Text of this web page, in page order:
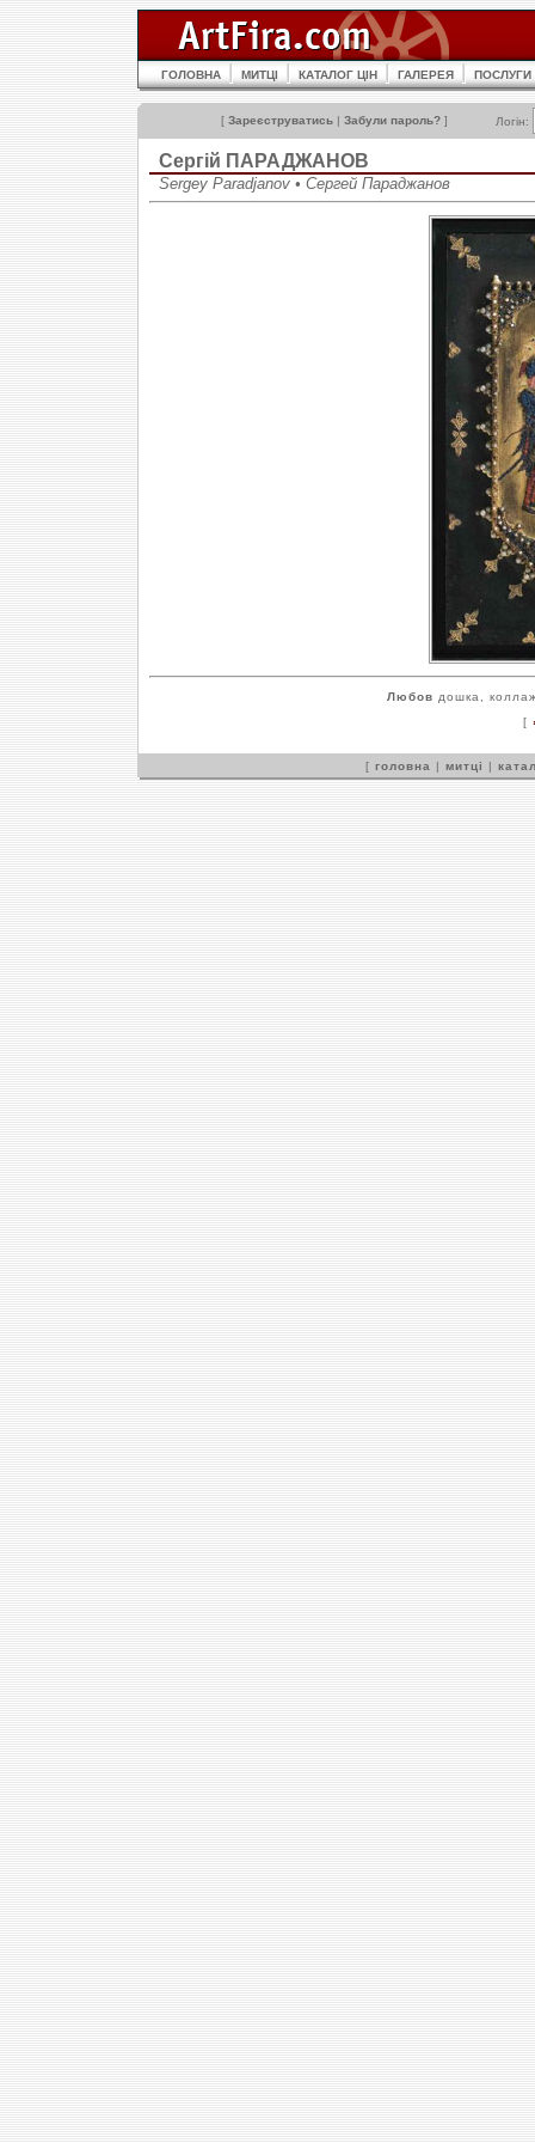
ГОЛОВНА МИТЦІ КАТАЛОГ ЦІН ГАЛЕРЕЯ ПОСЛУГИ
[ Зареєструватись | Забули пароль? ] Логін:
Сергій ПАРАДЖАНОВ
Sergey Paradjanov • Сергей Параджанов
Любов дошка,
[
[ головна | митці |